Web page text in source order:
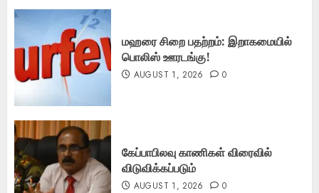
மஹரை சிறை பதற்றம்: இறாகமையில்
பொலிஸ் ஊரடங்கு!
AUGUST 1, 2026 0
கேப்பாபிலவு காணிகள் விரைவில்
விடுவிக்கப்படும்
AUGUST 1, 2026 0